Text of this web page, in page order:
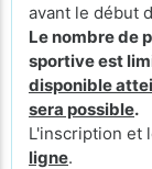
avant le début
Le nombre de
sportive est
disponible
sera possible.
L'inscription et
ligne.